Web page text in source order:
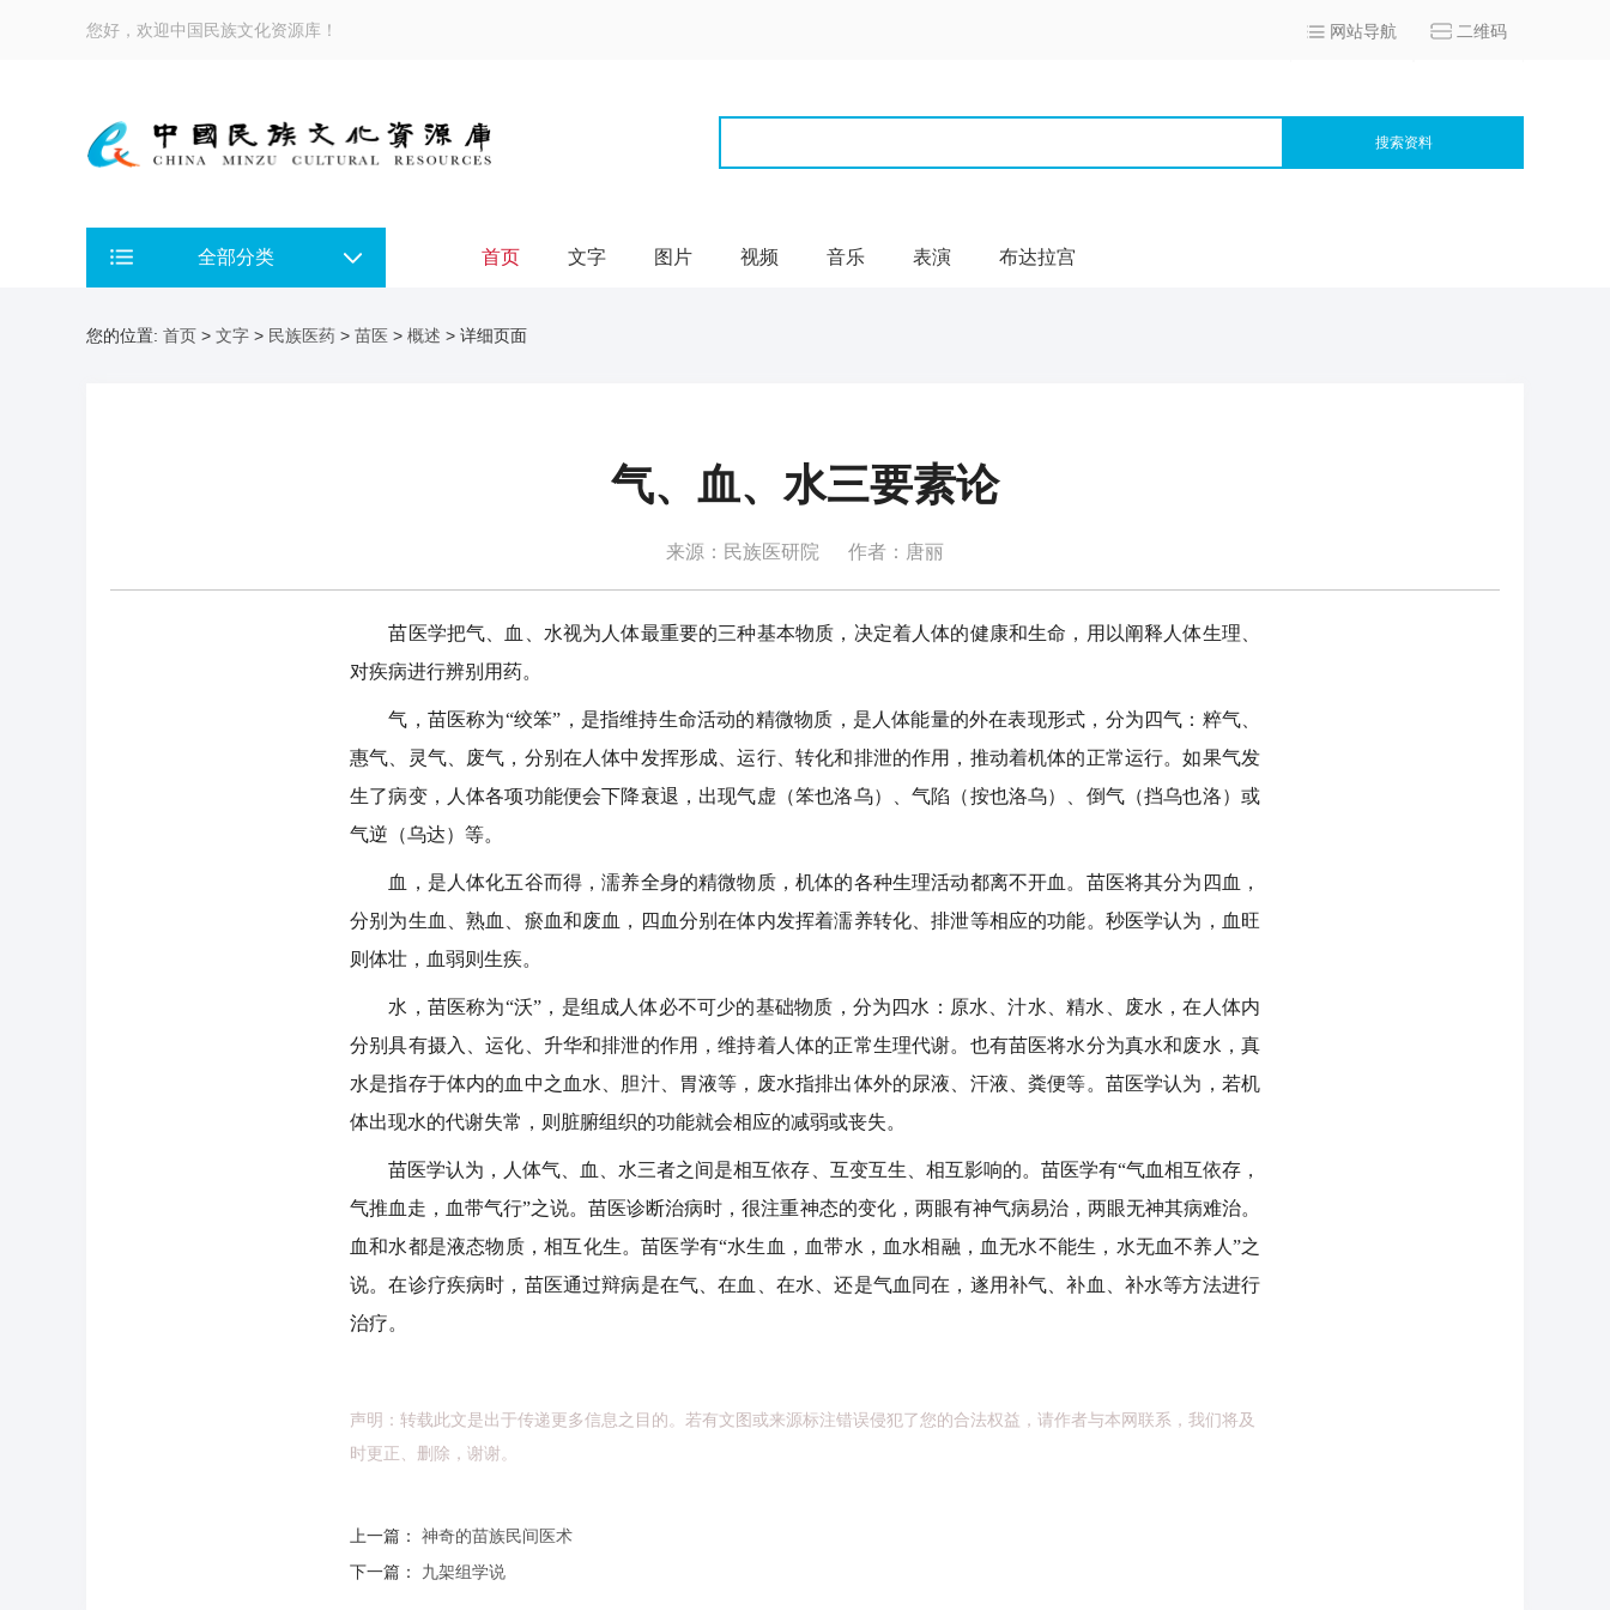
您好，欢迎中国民族文化资源库！ 网站导航 二维码
搜索资料
全部分类 首页 文字 图片 视频 音乐 表演 布达拉宫
您的位置: 首页 > 文字 > 民族医药 > 苗医 > 概述 > 详细页面
气、血、水三要素论
来源：民族医研院 作者：唐丽
苗医学把气、血、水视为人体最重要的三种基本物质，决定着人体的健康和生命，用以阐释人体生理、
对疾病进行辨别用药。
气，苗医称为“绞笨”，是指维持生命活动的精微物质，是人体能量的外在表现形式，分为四气：粹气、
惠气、灵气、废气，分别在人体中发挥形成、运行、转化和排泄的作用，推动着机体的正常运行。如果气发
生了病变，人体各项功能便会下降衰退，出现气虚（笨也洛乌）、气陷（按也洛乌）、倒气（挡乌也洛）或
气逆（乌达）等。
血，是人体化五谷而得，濡养全身的精微物质，机体的各种生理活动都离不开血。苗医将其分为四血，
分别为生血、熟血、瘀血和废血，四血分别在体内发挥着濡养转化、排泄等相应的功能。秒医学认为，血旺
则体壮，血弱则生疾。
水，苗医称为“沃”，是组成人体必不可少的基础物质，分为四水：原水、汁水、精水、废水，在人体内
分别具有摄入、运化、升华和排泄的作用，维持着人体的正常生理代谢。也有苗医将水分为真水和废水，真
水是指存于体内的血中之血水、胆汁、胃液等，废水指排出体外的尿液、汗液、粪便等。苗医学认为，若机
体出现水的代谢失常，则脏腑组织的功能就会相应的减弱或丧失。
苗医学认为，人体气、血、水三者之间是相互依存、互变互生、相互影响的。苗医学有“气血相互依存，
气推血走，血带气行”之说。苗医诊断治病时，很注重神态的变化，两眼有神气病易治，两眼无神其病难治。
血和水都是液态物质，相互化生。苗医学有“水生血，血带水，血水相融，血无水不能生，水无血不养人”之
说。在诊疗疾病时，苗医通过辩病是在气、在血、在水、还是气血同在，遂用补气、补血、补水等方法进行
治疗。
声明：转载此文是出于传递更多信息之目的。若有文图或来源标注错误侵犯了您的合法权益，请作者与本网联系，我们将及
时更正、删除，谢谢。
上一篇： 神奇的苗族民间医术
下一篇： 九架组学说